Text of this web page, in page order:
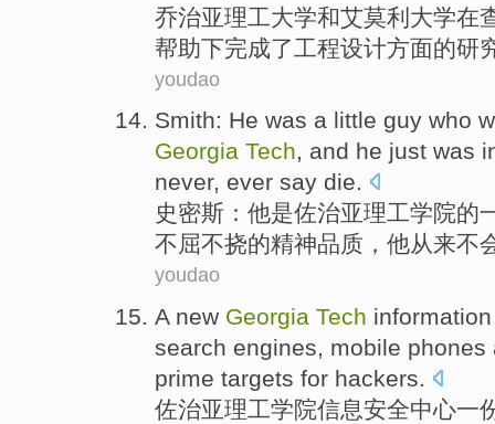
乔治亚理工大学和艾莫利大学在
帮助下完成了工程设计方面的研
youdao
Smith: He was a little guy who
Georgia Tech, and he just was
never, ever say die.
史密斯 ： 他是佐治亚理工学院的
不屈不挠的精神品质，他从来不
youdao
A new Georgia Tech information
search engines, mobile phones
prime targets for hackers.
佐治亚理工学院信息安全中心一